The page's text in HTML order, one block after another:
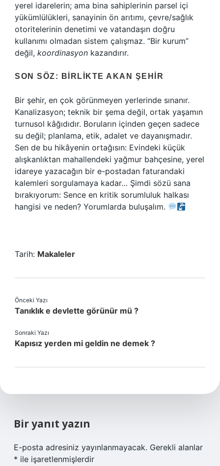
yerel idarelerin; ama bina sahiplerinin parsel içi
yükümlülükleri, sanayinin ön arıtımı, çevre/sağlık
otoritelerinin denetimi ve vatandaşın doğru
kullanımı olmadan sistem çalışmaz. “Bir kurum”
değil, koordinasyon kazandırır.
SON SÖZ: BIRLIKTE AKAN ŞEHIR
Bir şehir, en çok görünmeyen yerlerinde sınanır.
Kanalizasyon; teknik bir şema değil, ortak yaşamın
turnusol kâğıdıdır. Boruların içinden geçen sadece
su değil; planlama, etik, adalet ve dayanışmadır.
Sen de bu hikâyenin ortağısın: Evindeki küçük
alışkanlıktan mahallendeki yağmur bahçesine, yerel
idareye yazacağın bir e-postadan faturandaki
kalemleri sorgulamaya kadar… Şimdi sözü sana
bırakıyorum: Sence en kritik sorumluluk halkası
hangisi ve neden? Yorumlarda buluşalım.
Tarih: Makaleler
Önceki Yazı
Tanıklık e devlette görünür mü ?
Sonraki Yazı
Kapısız yerden mi geldin ne demek ?
Bir yanıt yazın
E-posta adresiniz yayınlanmayacak. Gerekli alanlar
* ile işaretlenmişlerdir